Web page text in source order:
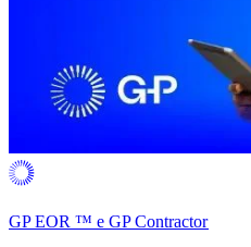
GP EOR ™ e GP Contractor​​